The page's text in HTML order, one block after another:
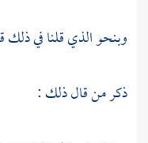
وبنحو الذي قلنا في ذلك
ذكر من قال ذلك :